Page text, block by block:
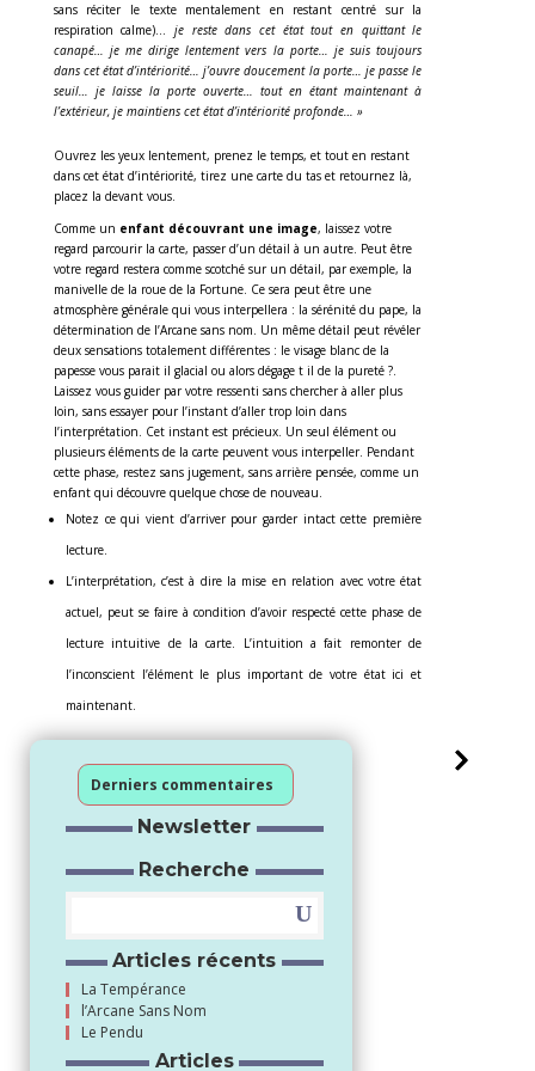
sans réciter le texte mentalement en restant centré sur la
respiration calme)…je reste dans cet état tout en quittant le
canapé… je me dirige lentement vers la porte… je suis toujours
dans cet état d’intériorité… j’ouvre doucement la porte… je passe le
seuil… je laisse la porte ouverte… tout en étant maintenant à
l’extérieur, je maintiens cet état d’intériorité profonde… »
Ouvrez les yeux lentement, prenez le temps, et tout en restant
dans cet état d’intériorité, tirez une carte du tas et retournez là,
placez la devant vous.
Comme un enfant découvrant une image, laissez votre
regard parcourir la carte, passer d’un détail à un autre. Peut être
votre regard restera comme scotché sur un détail, par exemple, la
manivelle de la roue de la Fortune. Ce sera peut être une
atmosphère générale qui vous interpellera : la sérénité du pape, la
détermination de l’Arcane sans nom. Un même détail peut révéler
deux sensations totalement différentes : le visage blanc de la
papesse vous parait il glacial ou alors dégage t il de la pureté ?.
Laissez vous guider par votre ressenti sans chercher à aller plus
loin, sans essayer pour l’instant d’aller trop loin dans
l’interprétation. Cet instant est précieux. Un seul élément ou
plusieurs éléments de la carte peuvent vous interpeller. Pendant
cette phase, restez sans jugement, sans arrière pensée, comme un
enfant qui découvre quelque chose de nouveau.
Notez ce qui vient d’arriver pour garder intact cette première
lecture.
L’interprétation, c’est à dire la mise en relation avec votre état
actuel, peut se faire à condition d’avoir respecté cette phase de
lecture intuitive de la carte. L’intuition a fait remonter de
l’inconscient l’élément le plus important de votre état ici et
maintenant.
Derniers commentaires
Newsletter
Recherche
Articles récents
La Tempérance
l’Arcane Sans Nom
Le Pendu
Articles